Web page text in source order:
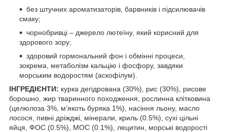
без штучних ароматизаторів, барвників і підсилювачів
смаку;
чорнобривці – джерело лютеїну, який корисний для
здорового зору;
здоровий гормональний фон і обмінні процеси,
зокрема, метаболізм кальцію і фосфору, завдяки
морським водоростям (аскофілум).
ІНГРЕДІЄНТИ: курка дегідрована (30%), рис (30%), рисове
борошно, жир тваринного походження, рослинна клітковина
(целюлоза 3%, м’якоть буряка 1%), насіння льону, масло
лосося, пивні дріжджі, мінерали, криль (0.5%), сухі цільні
яйця, ФОС (0.5%), МОС (0.1%), лецитин, морські водорості